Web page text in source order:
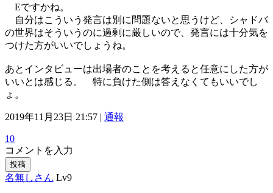
Eですかね。
自分はこういう発言は別に問題ないと思うけど、シャドバ
の世界はそういうのに過剰に厳しいので、発言には十分気を
つけた方がいいでしょうね。
あとインタビューは出場者のことを考えると任意にした方が
いいとは感じる。 特に負けた側は答えなくてもいいでし
ょ。
2019年11月23日 21:57 | 通報
10
コメントを入力
投稿
名無しさん Lv9